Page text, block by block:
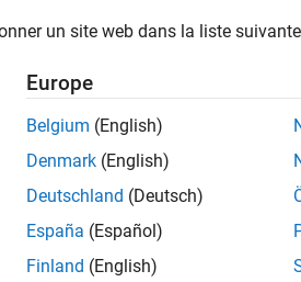
Please to endorse
un site web dans la liste
Europe
Belgium (English)
Denmark (English)
Deutschland (Deutsch)
España (Español)
Finland (English)